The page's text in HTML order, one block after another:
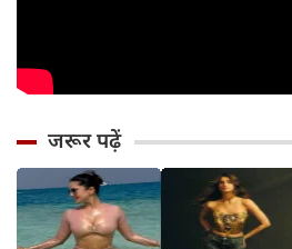
जरूर पढ़ें